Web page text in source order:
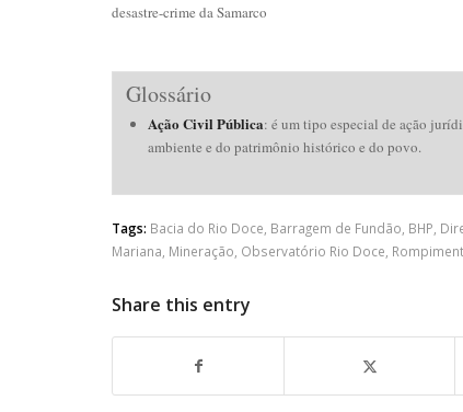
desastre-crime da Samarco
Glossário
Ação Civil Pública: é um tipo especial de ação
ambiente e do patrimônio histórico e do povo.
Tags: Bacia do Rio Doce Barragem de Fundão BHP
Mariana Mineração Observatório Rio Doce
Share this entry